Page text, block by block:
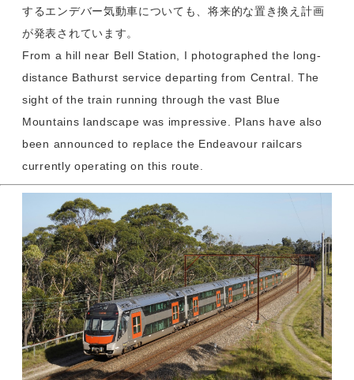
するエンデバー気動車についても、将来的な置き換え計画
が発表されています。
From a hill near Bell Station, I photographed the long-
distance Bathurst service departing from Central. The
sight of the train running through the vast Blue
Mountains landscape was impressive. Plans have also
been announced to replace the Endeavour railcars
currently operating on this route.